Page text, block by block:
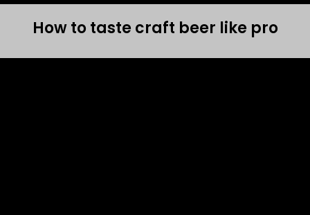
How to taste craft beer like pro